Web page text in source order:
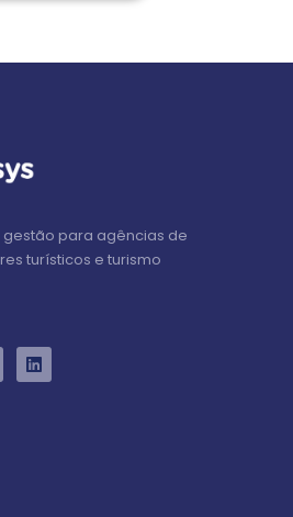
para agências de
turísticos e turismo